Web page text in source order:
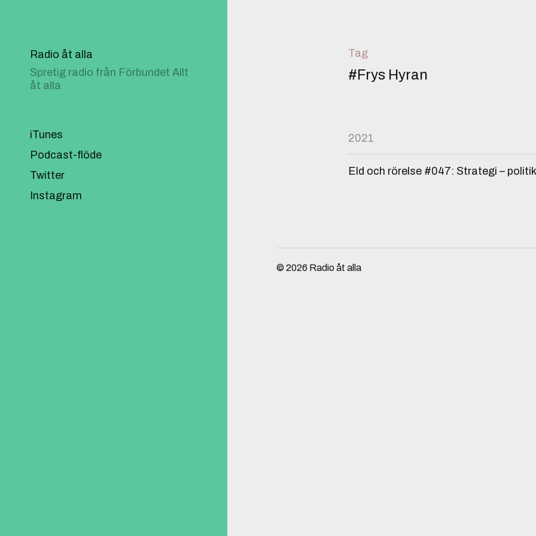
Radio åt alla
Spretig radio från Förbundet Allt
åt alla
iTunes
Podcast-flöde
Twitter
Instagram
Tag
#Frys Hyran
2021
Eld och rörelse #047: Strategi – politik
© 2026 Radio åt alla